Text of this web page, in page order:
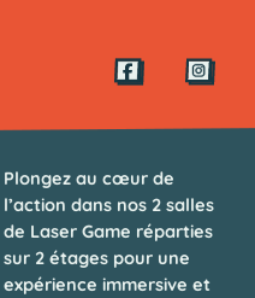
D’ÉQUIPE, VIVEZ UN MOMENT
Plongez au cœur de
l’action dans nos 2 salles
de Laser Game réparties
sur 2 étages pour une
expérience immersive et